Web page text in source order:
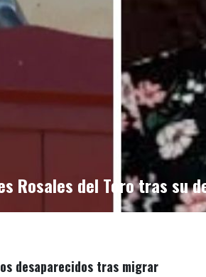
Rosales del Toro tras su
desaparecidos tras migrar